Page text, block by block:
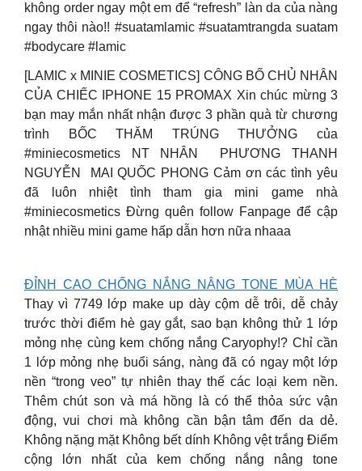
không order ngay một em để “refresh” làn da của nàng
ngay thôi nào!! #suatamlamic #suatamtrangda suatam
#bodycare #lamic
[LAMIC x MINIE COSMETICS] CÔNG BỐ CHỦ NHÂN
CỦA CHIẾC IPHONE 15 PROMAX Xin chúc mừng 3
bạn may mắn nhất nhận được 3 phần quà từ chương
trình BỐC THĂM TRÚNG THƯỞNG của
#miniecosmetics NT NHÂN ️ PHƯƠNG THANH
NGUYỄN ️ MAI QUỐC PHONG Cảm ơn các tình yêu
đã luôn nhiệt tình tham gia mini game nhà
#miniecosmetics Đừng quên follow Fanpage để cập
nhật nhiều mini game hấp dẫn hơn nữa nhaaa
ĐỈNH CAO CHỐNG NẮNG NÂNG TONE MÙA HÈ
Thay vì 7749 lớp make up dày cộm dễ trôi, dễ chảy
trước thời điểm hè gay gắt, sao bạn không thử 1 lớp
mỏng nhẹ cùng kem chống nắng Caryophy!? Chỉ cần
1 lớp mỏng nhẹ buổi sáng, nàng đã có ngay một lớp
nền “trong veo” tự nhiên thay thế các loại kem nền.
Thêm chút son và má hồng là có thể thỏa sức vận
động, vui chơi mà không cần bận tâm đến da dẻ.
Không nặng mặt Không bết dính Không vệt trắng Điểm
cộng lớn nhất của kem chống nắng nâng tone